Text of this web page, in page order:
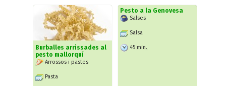
Burballes arrissades al
pesto mallorquí
Arrossos i pastes
Pasta
Pesto a la Genovesa
Salses
Salsa
45 min.